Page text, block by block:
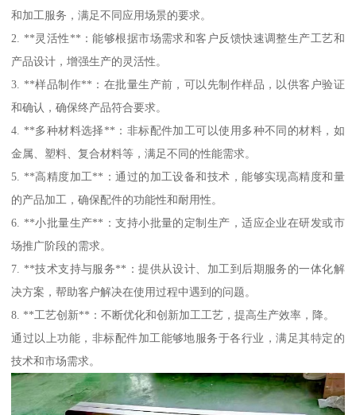
和加工服务，满足不同应用场景的要求。
2. **灵活性**：能够根据市场需求和客户反馈快速调整生产工艺和
产品设计，增强生产的灵活性。
3. **样品制作**：在批量生产前，可以先制作样品，以供客户验证
和确认，确保终产品符合要求。
4. **多种材料选择**：非标配件加工可以使用多种不同的材料，如
金属、塑料、复合材料等，满足不同的性能需求。
5. **高精度加工**：通过的加工设备和技术，能够实现高精度和量
的产品加工，确保配件的功能性和耐用性。
6. **小批量生产**：支持小批量的定制生产，适应企业在研发或市
场推广阶段的需求。
7. **技术支持与服务**：提供从设计、加工到后期服务的一体化解
决方案，帮助客户解决在使用过程中遇到的问题。
8. **工艺创新**：不断优化和创新加工工艺，提高生产效率，降。
通过以上功能，非标配件加工能够地服务于各行业，满足其特定的
技术和市场需求。